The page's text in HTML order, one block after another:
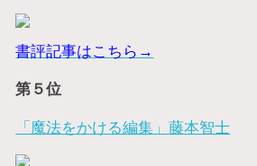
書評記事はこちら→
第５位
「魔法をかける編集」藤本智士